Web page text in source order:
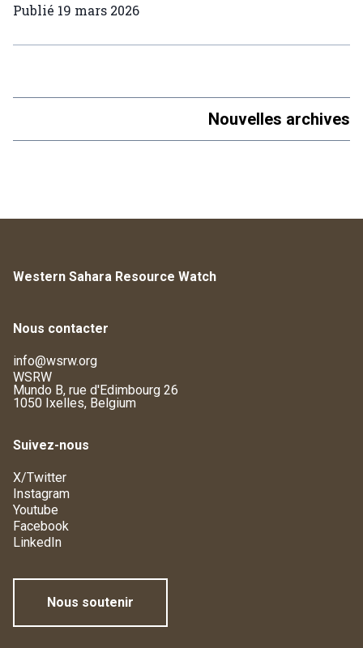
Publié 19 mars 2026
Nouvelles archives
Western Sahara Resource Watch
Nous contacter
info@wsrw.org
WSRW
Mundo B, rue d'Edimbourg 26
1050 Ixelles, Belgium
Suivez-nous
X/Twitter
Instagram
Youtube
Facebook
LinkedIn
Nous soutenir